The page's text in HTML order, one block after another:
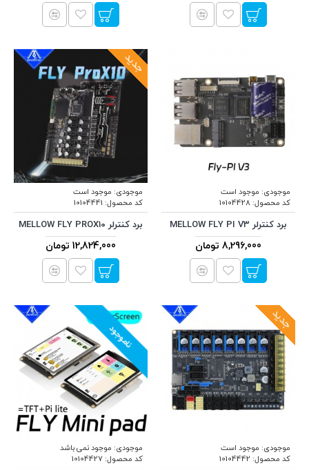
موجودی: موجود است
کد محصول:10104428
برد کنترلر MELLOW FLY PI V3
8,296,000 تومان
جدید
موجودی: موجود است
کد محصول: 10104441
برد کنترلر MELLOW FLY PROX10
12,824,000 تومان
جدید
موجودی: موجود است
کد محصول: 10104442
ناموجود
موجودی: موجود نمی باشد
کد محصول:10104427